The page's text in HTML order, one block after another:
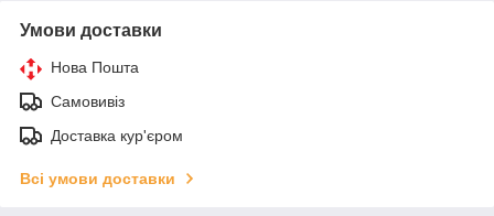
Умови доставки
Нова Пошта
Самовивіз
Доставка кур'єром
Всі умови доставки